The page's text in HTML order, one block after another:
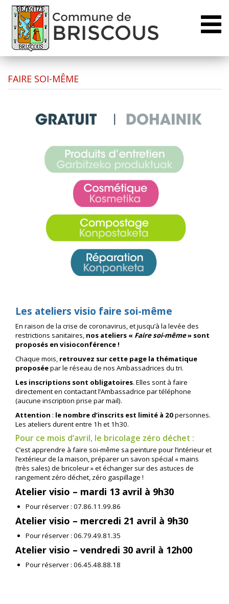
FAIRE SOI-MÊME
Les ateliers visio faire soi-même
En raison de la crise de coronavirus, et jusqu’à la levée des
restrictions sanitaires, nos ateliers « Faire soi-même» sont
proposés en visioconférence !
Chaque mois, retrouvez sur cette page la thématique
proposéepar le réseau de nos Ambassadrices du tri.
Les inscriptions sont obligatoires. Elles sont à faire
directement en contactant l’Ambassadrice par téléphone
(aucune inscription prise par mail).
Attention : le nombre d’inscrits est limité à 20personnes.
Les ateliers durent entre 1h et 1h30.
Pour ce mois d’avril, le bricolage zéro déchet :
C’est apprendre à faire soi-même sa peinture pour l’intérieur et
l’extérieur de la maison, préparer un savon spécial « mains
(très sales) de bricoleur » et échanger sur des astuces de
rangement zéro déchet, zéro gaspillage !
Atelier visio – mardi 13 avril à 9h30
Pour réserver : 07.86.11.99.86
Atelier visio – mercredi 21 avril à 9h30
Pour réserver : 06.79.49.81.35
Atelier visio – vendredi 30 avril à 12h00
Pour réserver : 06.45.48.88.18